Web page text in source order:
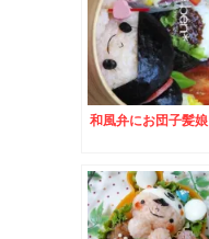
和風弁にお団子髪娘